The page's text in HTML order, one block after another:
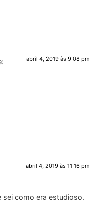
abril 4, 2019 às 9:08 pm
abril 4, 2019 às 11:16 pm
sei como era estudioso.